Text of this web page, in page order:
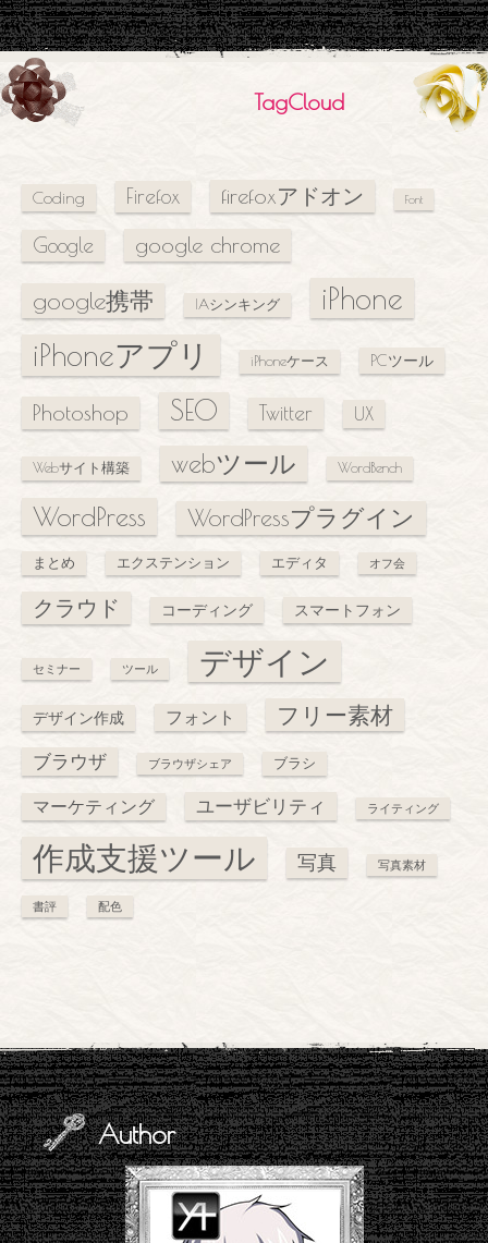
TagCloud
Coding Firefox firefoxアドオン Font
Google google chrome
google携帯 IAシンキング
iPhone
iPhoneアプリ
iPhoneケース PCツール
Photoshop SEO Twitter UX
Webサイト構築 webツール WordBench
WordPress WordPressプラグイン
まとめ エクステンション エディタ オフ会
クラウド コーディング スマートフォン
セミナー ツール デザイン
デザイン作成 フォント フリー素材
ブラウザ ブラウザシェア ブラシ
マーケティング ユーザビリティ ライティング
作成支援ツール 写真 写真素材
書評 配色
Author